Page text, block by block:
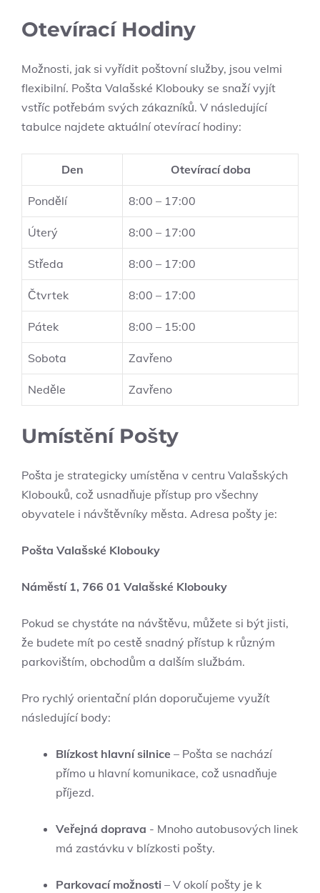
Otevírací ⁤Hodiny
Možnosti, jak si vyřídit poštovní ⁢služby,‌ jsou velmi‍
flexibilní.⁤ Pošta Valašské Klobouky se snaží vyjít
vstříc potřebám svých zákazníků. V následující⁣
tabulce najdete aktuální ‍otevírací hodiny:
Den Otevírací doba
Pondělí 8:00 – 17:00
Úterý 8:00 – 17:00
Středa 8:00 – 17:00
Čtvrtek 8:00 – ‌17:00
Pátek 8:00 – 15:00
Sobota Zavřeno
Neděle Zavřeno
Umístění Pošty
Pošta je‌ strategicky umístěna v centru Valašských
Klobouků,​ což usnadňuje ‍přístup pro všechny
obyvatele i návštěvníky města. Adresa ⁢pošty je:
Pošta ⁢Valašské Klobouky
Náměstí 1,⁣ 766 01 ⁤Valašské Klobouky
Pokud se chystáte na návštěvu, můžete si být jisti,
že‍ budete mít⁣ po cestě ⁣snadný přístup k různým
parkovištím, obchodům a dalším⁣ službám.
Pro ⁣rychlý⁣ orientační plán doporučujeme⁤ využít
následující body:
Blízkost hlavní silnice – Pošta se nachází
přímo u hlavní komunikace, což usnadňuje
příjezd.
Veřejná ‌doprava ⁣- Mnoho autobusových ‍linek
má zastávku ⁤v ‌blízkosti ⁢pošty.
Parkovací možnosti – V​ okolí pošty je k